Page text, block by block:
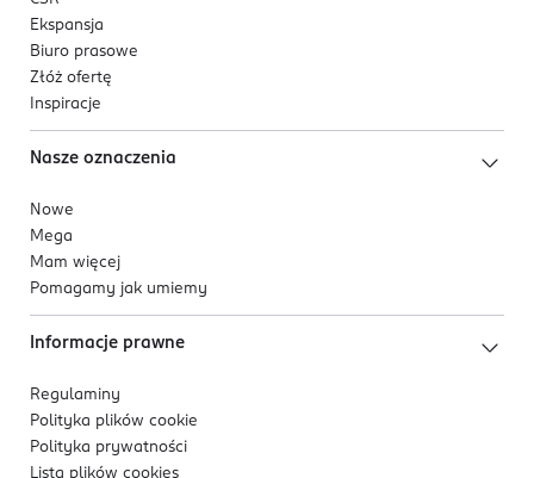
Ekspansja
Biuro prasowe
Złóż ofertę
Inspiracje
Nasze oznaczenia
Nowe
Mega
Mam więcej
Pomagamy jak umiemy
Informacje prawne
Regulaminy
Polityka plików cookie
Polityka prywatności
Lista plików cookies